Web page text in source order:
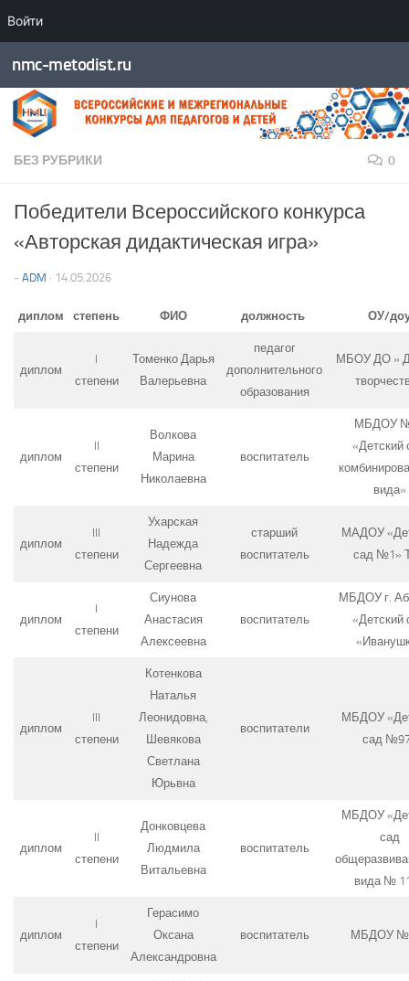
ВойтиПерейти к содержимому
nmc-metodist.ru
БЕЗ РУБРИКИ 0
Победители Всероссийского конкурса
«Авторская дидактическая игра»
- ADM · 14.05.2026
диплом степень ФИО должность ОУ/
диплом
I
степени
Томенко Дарья
Валерьевна
педагог
дополнительного
образования
МБОУ ДО »
диплом
II
степени
Волкова
Марина
Николаевна
воспитатель
МБДОУ
«Детский
вида»
диплом
III
степени
Ухарская
Надежда
Сергеевна
старший
воспитатель
МАДОУ
сад №1»
диплом
I
степени
Сиунова
Анастасия
Алексеевна
воспитатель
МБДОУ г.
«Детский
диплом
III
степени
Котенкова
Наталья
Леонидовна,
Шевякова
Светлана
Юрьвна
воспитатели
МБДОУ
сад
диплом
II
степени
Донковцева
Людмила
Витальевна
воспитатель
МБДОУ
сад
вида №
диплом
I
степени
Герасимо
Оксана
Александровна
воспитатель МБДОУ